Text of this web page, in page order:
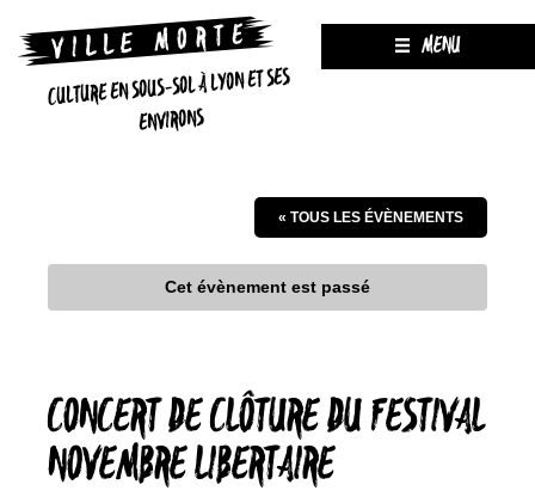
CULTURE EN SOUS-SOL À LYON ET SES
ENVIRONS
MENU
« TOUS LES ÉVÈNEMENTS
Cet évènement est passé
CONCERT DE CLÔTURE DU FESTIVAL
NOVEMBRE LIBERTAIRE